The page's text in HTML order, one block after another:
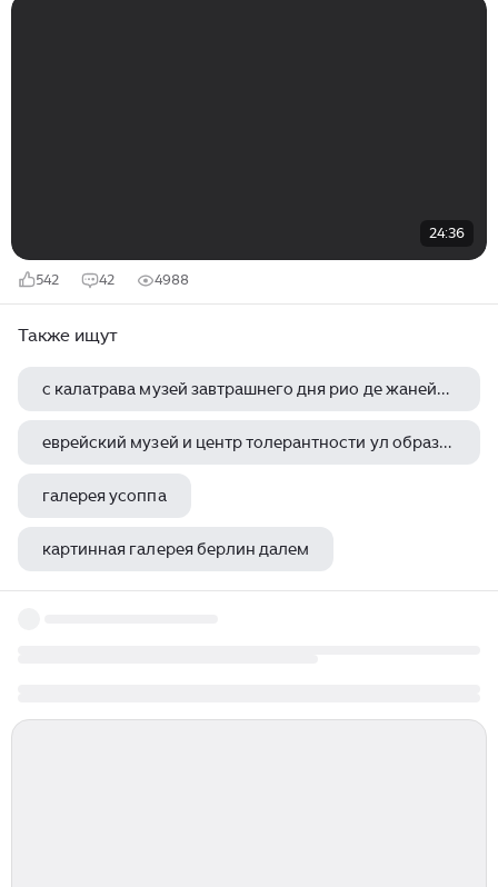
24:36
542 42 4988
Также ищут
с калатрава музей завтрашнего дня рио де жанейро бразилия 2015
еврейский музей и центр толерантности ул образцова д 11 стр 1а
галерея усоппа
картинная галерея берлин далем